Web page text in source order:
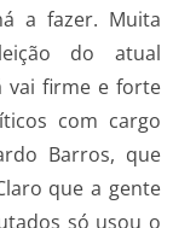
a fazer. Muita
do atual
vai firme e forte
com cargo
Barros, que
que a gente
só usou o